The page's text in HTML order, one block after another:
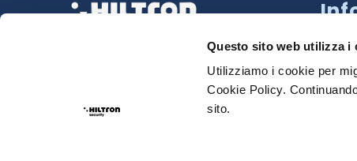
Questo sito web utilizza i
Utilizziamo i cookie per
Cookie Policy.
sito.
La tua Sicurezza Made in Italy
218
Sede